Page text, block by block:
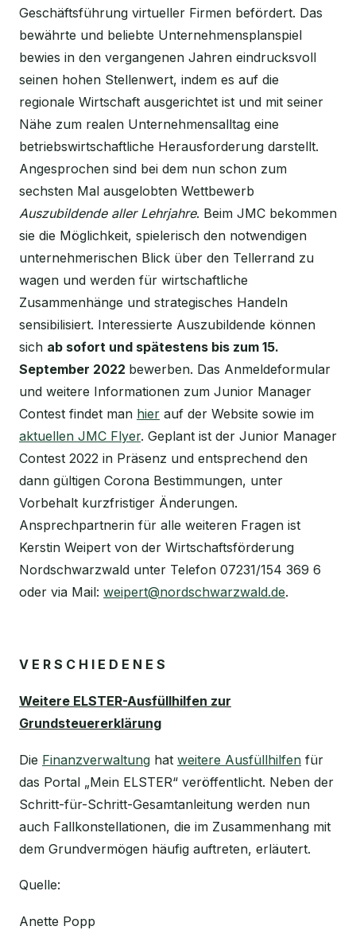
Geschäftsführung virtueller Firmen befördert. Das
bewährte und beliebte Unternehmensplanspiel
bewies in den vergangenen Jahren eindrucksvoll
seinen hohen Stellenwert, indem es auf die
regionale Wirtschaft ausgerichtet ist und mit seiner
Nähe zum realen Unternehmensalltag eine
betriebswirtschaftliche Herausforderung darstellt.
Angesprochen sind bei dem nun schon zum
sechsten Mal ausgelobten Wettbewerb
Auszubildende aller Lehrjahre. Beim JMC bekommen
sie die Möglichkeit, spielerisch den notwendigen
unternehmerischen Blick über den Tellerrand zu
wagen und werden für wirtschaftliche
Zusammenhänge und strategisches Handeln
sensibilisiert. Interessierte Auszubildende können
sich ab sofort und spätestens bis zum 15.
September 2022 bewerben. Das Anmeldeformular
und weitere Informationen zum Junior Manager
Contest findet man hier auf der Website sowie im
aktuellen JMC Flyer. Geplant ist der Junior Manager
Contest 2022 in Präsenz und entsprechend den
dann gültigen Corona Bestimmungen, unter
Vorbehalt kurzfristiger Änderungen.
Ansprechpartnerin für alle weiteren Fragen ist
Kerstin Weipert von der Wirtschaftsförderung
Nordschwarzwald unter Telefon 07231/154 369 6
oder via Mail: weipert@nordschwarzwald.de.
V E R S C H I E D E N E S
Weitere ELSTER-Ausfüllhilfen zur
Grundsteuererklärung
Die Finanzverwaltung hat weitere Ausfüllhilfen für
das Portal „Mein ELSTER“ veröffentlicht. Neben der
Schritt-für-Schritt-Gesamtanleitung werden nun
auch Fallkonstellationen, die im Zusammenhang mit
dem Grundvermögen häufig auftreten, erläutert.
Quelle:
Anette Popp